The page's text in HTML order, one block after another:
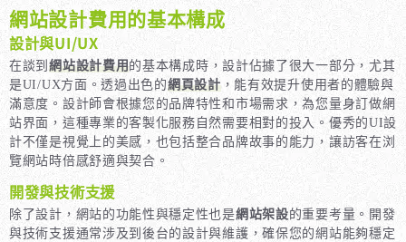
網站設計費用的基本構成
設計與UI/UX
在談到網站設計費用的基本構成時，設計佔據了很大一部分，尤其
是UI/UX方面。透過出色的網頁設計，能有效提升使用者的體驗與
滿意度。設計師會根據您的品牌特性和市場需求，為您量身訂做網
站界面，這種專業的客製化服務自然需要相對的投入。優秀的UI設
計不僅是視覺上的美感，也包括整合品牌故事的能力，讓訪客在浏
覽網站時倍感舒適與契合。
開發與技術支援
除了設計，網站的功能性與穩定性也是網站架設的重要考量。開發
與技術支援通常涉及到後台的設計與維護，確保您的網站能夠穩定